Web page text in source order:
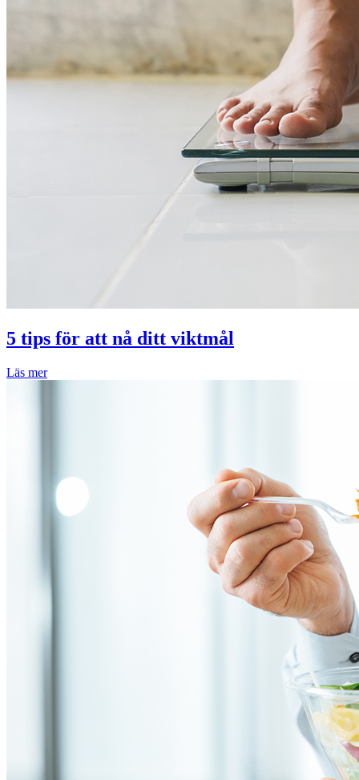
5 tips för att nå ditt viktmål
Läs mer